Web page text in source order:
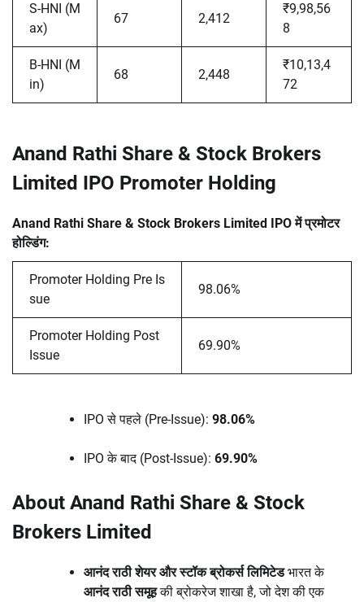
S-HNI (M
ax)
67 2,412
₹9,98,56
8
B-HNI (M
in)
68 2,448
₹10,13,4
72
Anand Rathi Share & Stock Brokers
Limited IPO Promoter Holding
Anand Rathi Share & Stock Brokers Limited IPO में प्रमोटर
होल्डिंग:
Promoter Holding Pre Is
sue
98.06%
Promoter Holding Post
Issue
69.90%
IPO से पहले (Pre-Issue): 98.06%
IPO के बाद (Post-Issue): 69.90%
About Anand Rathi Share & Stock
Brokers Limited
आनंद राठी शेयर और स्टॉक ब्रोकर्स लिमिटेडभारत के
आनंद राठी समूहकी ब्रोकरेज शाखा है, जो देश की एक